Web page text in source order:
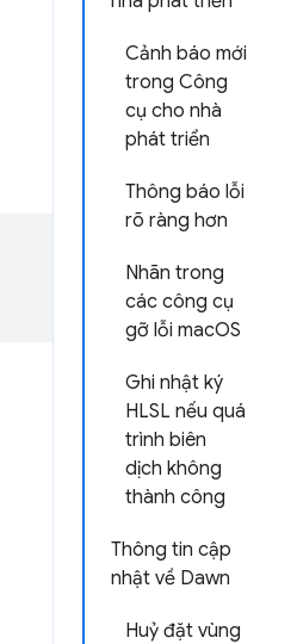
Cảnh báo mới
trong Công
cụ cho nhà
phát triển
Thông báo lỗi
rõ ràng hơn
Nhãn trong
các công cụ
gỡ lỗi macOS
Ghi nhật ký
HLSL nếu quá
trình biên
dịch không
thành công
Thông tin cập
nhật về Dawn
Huỷ đặt vùng